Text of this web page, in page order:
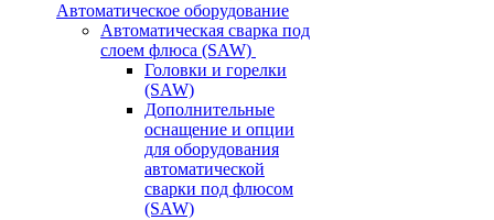
Автоматическое оборудование
Автоматическая сварка под
слоем флюса (SAW)
Головки и горелки
(SAW)
Дополнительные
оснащение и опции
для оборудования
автоматической
сварки под флюсом
(SAW)